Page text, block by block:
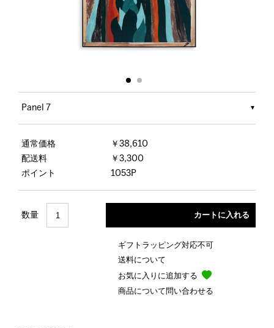
Panel 7
通常価格
￥38,610
配送料
￥3,300
ポイント
1053P
数量
ギフトラッピング対応不可
送料について
お気に入りに追加する
商品について問い合わせる